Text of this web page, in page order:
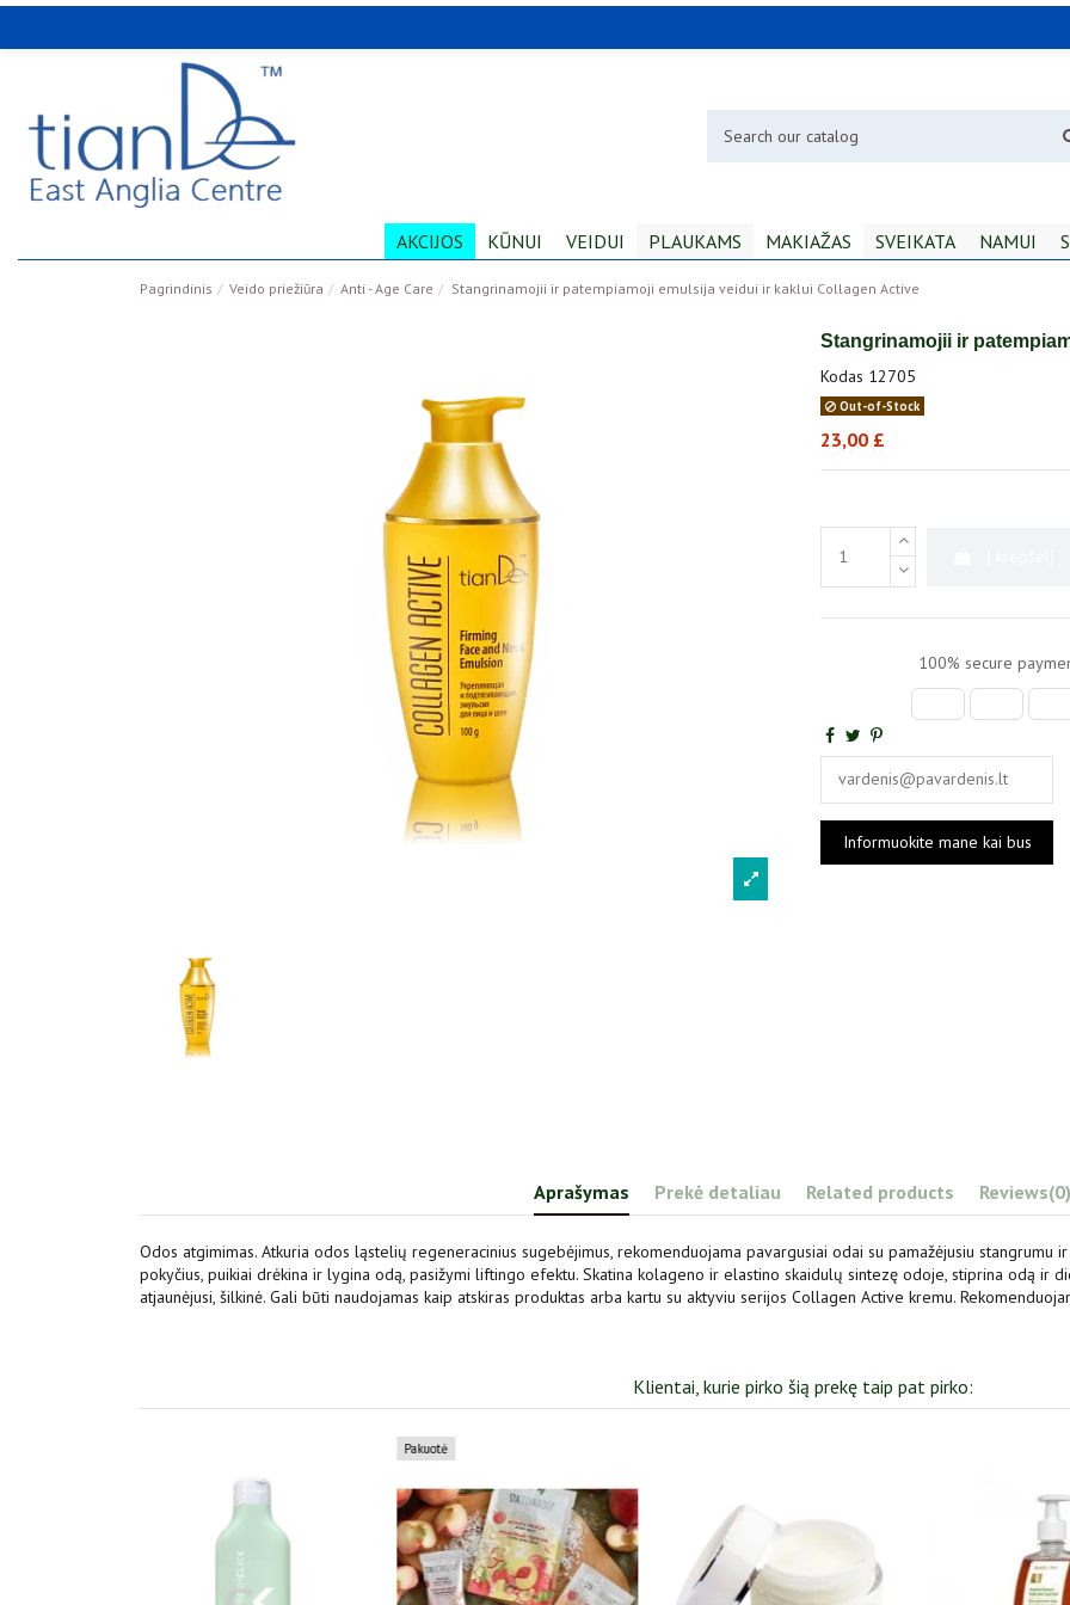
AKCIJOS KŪNUI VEIDUI PLAUKAMS MAKIAŽAS SVEIKATA NAMUI
Pagrindinis Veido priežiūra Anti - Age Care Stangrinamojii ir patempiamoji emulsija veidui ir kaklui Collagen Active
Stangrinamojii ir
Kodas 12705
Out-of-Stock
23,00 £
100% secure
Aprašymas Prekė detaliau Related products Reviews(0)
Odos atgimimas. Atkuria odos ląstelių regeneracinius sugebėjimus, rekomenduojama pavargusiai odai su pamažėjusiu stangrumu
pokyčius, puikiai drėkina ir lygina odą, pasižymi liftingo efektu. Skatina kolageno ir elastino skaidulų sintezę odoje, stiprina odą ir
atjaunėjusi, šilkinė. Gali būti naudojamas kaip atskiras produktas arba kartu su aktyviu serijos Collagen Active kremu.
Klientai, kurie pirko šią prekę taip pat pirko: